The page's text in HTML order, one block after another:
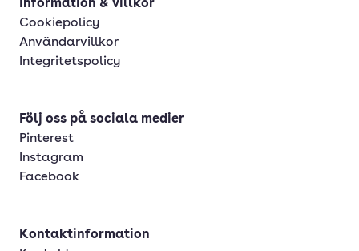
Information & villkor
Cookiepolicy
Användarvillkor
Integritetspolicy
Följ oss på sociala medier
Pinterest
Instagram
Facebook
Kontaktinformation